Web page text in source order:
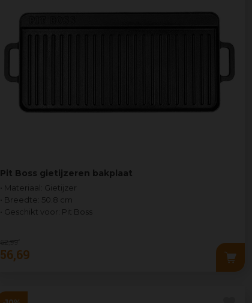
Pit Boss gietijzeren bakplaat
• Materiaal: Gietijzer
• Breedte: 50.8 cm
• Geschikt voor: Pit Boss
62,99
56,69